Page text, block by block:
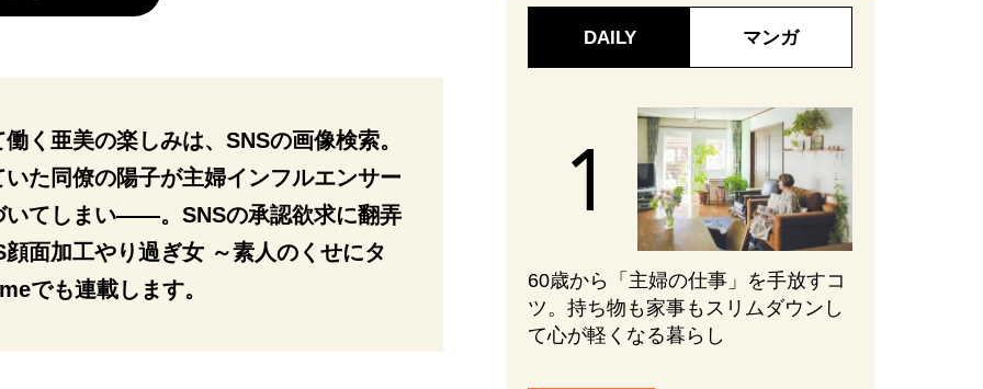
く亜美の楽しみは、SNSの画像検索。
た同僚の陽子が主婦インフルエンサー
いてしまい――。SNSの承認欲求に翻弄
面加工やり過ぎ女 ～素人のくせにタ
でも連載します。
DAILY マンガ
60歳から「主婦の仕事」を手放すコ
ツ。持ち物も家事もスリムダウンし
て心が軽くなる暮らし